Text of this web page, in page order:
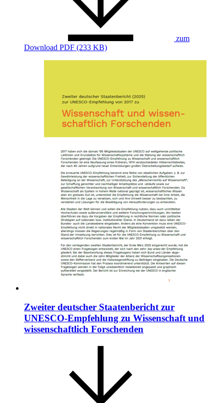
zum
Download PDF (233 KB)
Zweiter deutscher Staatenbericht zur
UNESCO-Empfehlung zu Wissenschaft und
wissenschaftlich Forschenden